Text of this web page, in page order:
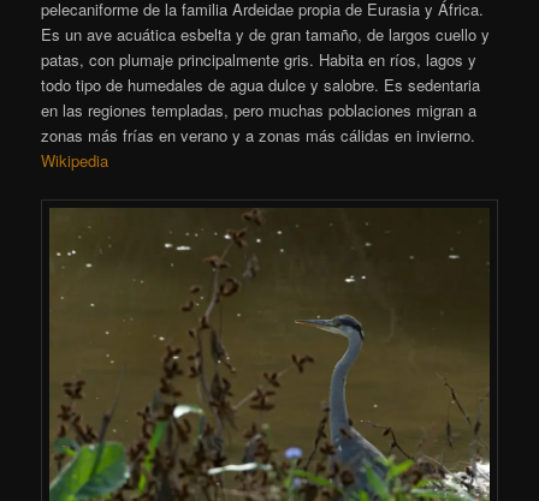
pelecaniforme de la familia Ardeidae propia de Eurasia y África.
Es un ave acuática esbelta y de gran tamaño, de largos cuello y
patas, con plumaje principalmente gris. Habita en ríos, lagos y
todo tipo de humedales de agua dulce y salobre. Es sedentaria
en las regiones templadas, pero muchas poblaciones migran a
zonas más frías en verano y a zonas más cálidas en invierno.
Wikipedia